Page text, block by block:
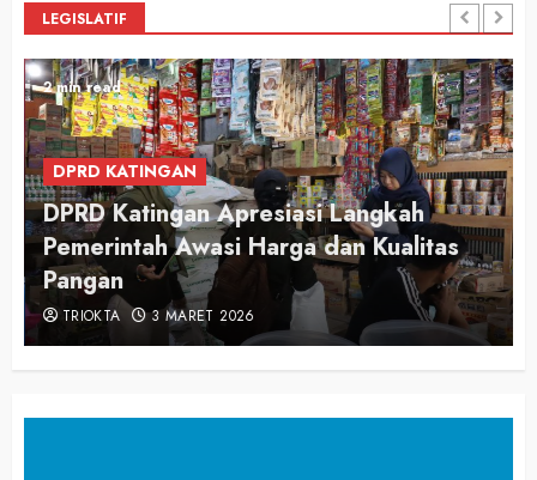
LEGISLATIF
2 min read
DPRD KATINGAN
DPRD Katingan Apresiasi Langkah
Pemerintah Awasi Harga dan Kualitas
Pangan
TRIOKTA 3 MARET 2026